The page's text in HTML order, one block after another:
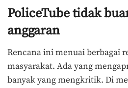
PoliceTube tidak
anggaran
Rencana ini menuai berbagai
masyarakat. Ada yang
banyak yang mengkritik. Di